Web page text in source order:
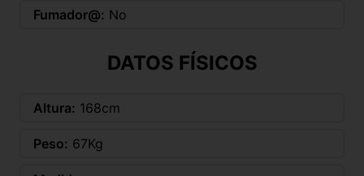
Fumador@: No
DATOS FÍSICOS
Altura: 168cm
Peso: 67Kg